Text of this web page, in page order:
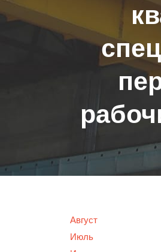
Август
Июль